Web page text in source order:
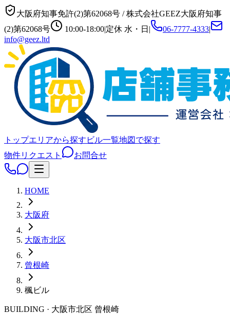
大阪府知事免許(2)第62068号 /株式会社GEEZ大阪府知事
(2)第62068号
10:00-18:00|定休 水・日 | 06-7777-4333|
info@geez.ltd
トップエリアから探す ビル一覧地図で探す
物件リクエスト
お問合せ
HOME
大阪府
大阪市北区
曾根崎
楓ビル
BUILDING · 大阪市北区 曾根崎